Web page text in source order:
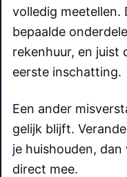
volledig meetellen.
bepaalde
rekenhuur, en juist
eerste inschatting.
Een ander
gelijk blijft.
je huishouden,
direct mee.